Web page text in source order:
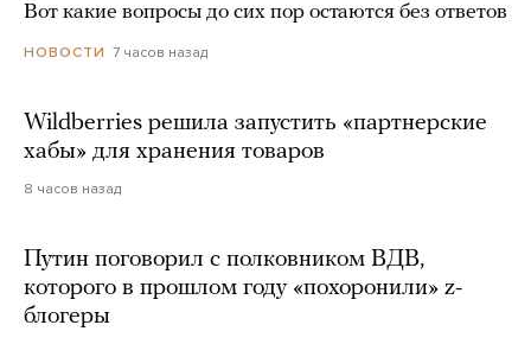
Вот какие вопросы до сих пор остаются без ответов
НОВОСТИ 7 часов назад
Wildberries решила запустить «партнерские
хабы» для хранения товаров
8 часов назад
Путин поговорил с полковником ВДВ,
которого в прошлом году «похоронили» z-
блогеры